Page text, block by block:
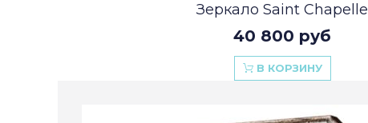
Зеркало Saint Chapelle
40 800 руб
В КОРЗИНУ